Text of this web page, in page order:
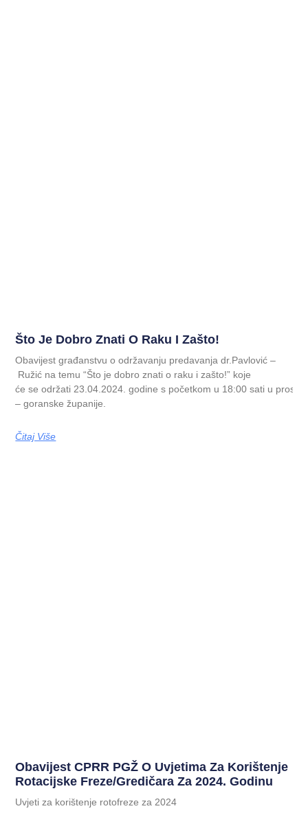
Što Je Dobro Znati O Raku I Zašto!
Obavijest građanstvu o održavanju predavanja dr.Pavlović –
Ružić na temu “Što je dobro znati o raku i zašto!” koje
će se održati 23.04.2024. godine s početkom u 18:00 sati u
– goranske županije.
Čitaj Više
Obavijest CPRR PGŽ O Uvjetima Za Korištenje
Rotacijske Freze/gredičara Za 2024. Godinu
Uvjeti za korištenje rotofreze za 2024